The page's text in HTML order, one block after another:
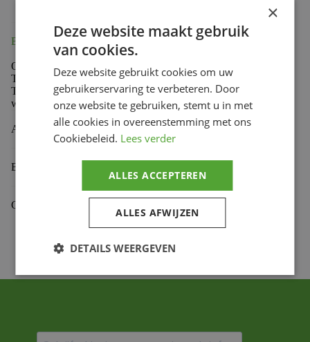
Beschrijving
Our desire to win is born from our culture of Art & Speed.
The Art & Speed apparel collection reflects the legacy of
Troy Lee Designs, blending the dynamic energy of racing
with distinctive artistry.
Aanvullende informatie
Beoordelingen (0)
Gekoppelde Motoren
×
Deze website maakt gebruik
van cookies.
Deze website gebruikt cookies om uw
gebruikerservaring te verbeteren. Door
onze website te gebruiken, stemt u in met
alle cookies in overeenstemming met ons
Cookiebeleid. Lees verder
ALLES ACCEPTEREN
ALLES AFWIJZEN
DETAILS WEERGEVEN